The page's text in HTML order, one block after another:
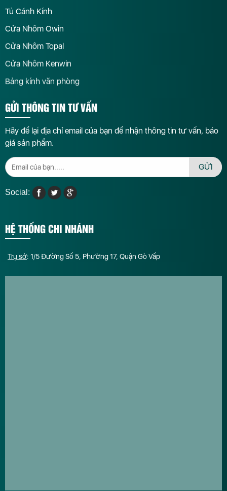
Tủ Cánh Kính
Cửa Nhôm Owin
Cửa Nhôm Topal
Cửa Nhôm Kenwin
Bảng kính văn phòng
GỬI THÔNG TIN TƯ VẤN
Hãy để lại địa chỉ email của bạn để nhận thông tin tư vấn, báo
giá sản phẩm.
GỬI
Social:
HỆ THỐNG CHI NHÁNH
Trụ sở: 1/5 Đường Số 5, Phường 17, Quận Gò Vấp